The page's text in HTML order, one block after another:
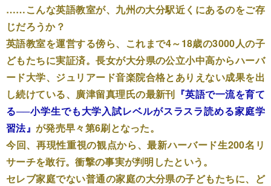
……こんな英語教室が、九州の大分駅近くにあるのをご存
じだろうか？
英語教室を運営する傍ら、これまで4～18歳の3000人の子
どもたちに実証済。長女が大分県の公立小中高からハーバ
ード大学、ジュリアード音楽院合格とありえない成果を出
し続けている、廣津留真理氏の最新刊 『英語で一流を育て
る──小学生でも大学入試レベルがスラスラ読める家庭学
習法』 が発売早々第6刷となった。
今回、再現性重視の観点から、最新ハーバード生200名リ
サーチを敢行。衝撃の事実が判明したという。
セレブ家庭でない普通の家庭の大分県の子どもたちに、ど